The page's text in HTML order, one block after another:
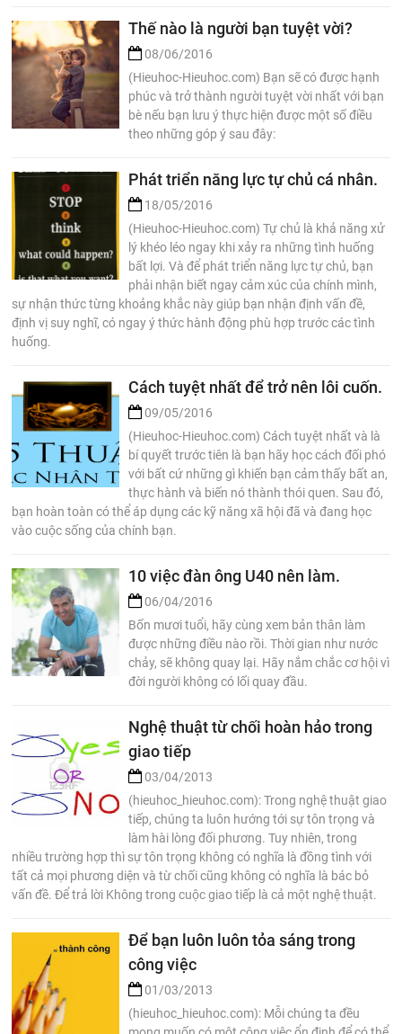
Thế nào là người bạn tuyệt vời?
08/06/2016
(Hieuhoc-Hieuhoc.com) Bạn sẽ có được hạnh
phúc và trở thành người tuyệt vời nhất với bạn
bè nếu bạn lưu ý thực hiện được một số điều
theo những góp ý sau đây:
Phát triển năng lực tự chủ cá nhân.
18/05/2016
(Hieuhoc-Hieuhoc.com) Tự chủ là khả năng xử
lý khéo léo ngay khi xảy ra những tình huống
bất lợi. Và để phát triển năng lực tự chủ, bạn
phải nhận biết ngay cảm xúc của chính mình,
sự nhận thức từng khoảng khắc này giúp bạn nhận định vấn đề,
định vị suy nghĩ, có ngay ý thức hành động phù hợp trước các tình
huống.
Cách tuyệt nhất để trở nên lôi cuốn.
09/05/2016
(Hieuhoc-Hieuhoc.com) Cách tuyệt nhất và là
bí quyết trước tiên là bạn hãy học cách đối phó
với bất cứ những gì khiến bạn cảm thấy bất an,
thực hành và biến nó thành thói quen. Sau đó,
bạn hoàn toàn có thể áp dụng các kỹ năng xã hội đã và đang học
vào cuộc sống của chính bạn.
10 việc đàn ông U40 nên làm.
06/04/2016
Bốn mươi tuổi, hãy cùng xem bản thân làm
được những điều nào rồi. Thời gian như nước
chảy, sẽ không quay lại. Hãy nắm chắc cơ hội vì
đời người không có lối quay đầu.
Nghệ thuật từ chối hoàn hảo trong
giao tiếp
03/04/2013
(hieuhoc_hieuhoc.com): Trong nghệ thuật giao
tiếp, chúng ta luôn hướng tới sự tôn trọng và
làm hài lòng đối phương. Tuy nhiên, trong
nhiều trường hợp thì sự tôn trọng không có nghĩa là đồng tình với
tất cả mọi phương diện và từ chối cũng không có nghĩa là bác bỏ
vấn đề. Để trả lời Không trong cuộc giao tiếp là cả một nghệ thuật.
Để bạn luôn luôn tỏa sáng trong
công việc
01/03/2013
(hieuhoc_hieuhoc.com): Mỗi chúng ta đều